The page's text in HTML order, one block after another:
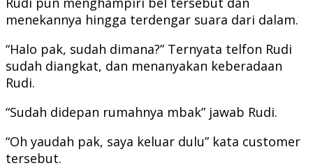
menekannya hingga terdengar suara dari dalam.
“Halo pak, sudah dimana?” Ternyata telfon Rudi
sudah diangkat, dan menanyakan keberadaan
Rudi.
“Sudah didepan rumahnya mbak” jawab Rudi.
“Oh yaudah pak, saya keluar dulu” kata customer
tersebut.